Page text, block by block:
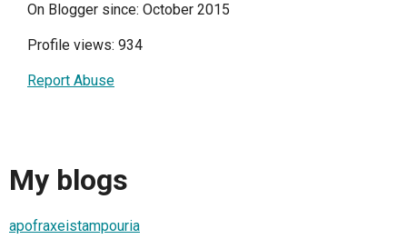
On Blogger since: October 2015
Profile views: 934
Report Abuse
My blogs
apofraxeistampouria